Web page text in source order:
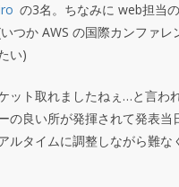
の3名。ちなみに web担当の
つか AWS の国際カンファレ
い)
ット取れましたねぇ…と言わ
の良い所が発揮されて発表
ルタイムに調整しながら難な